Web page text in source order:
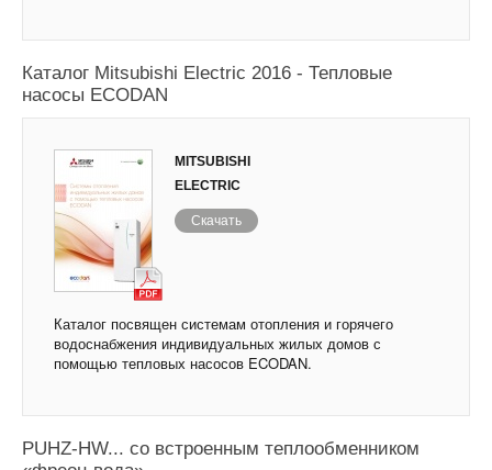
Каталог Mitsubishi Electric 2016 - Тепловые
насосы ECODAN
MITSUBISHI
ELECTRIC
Скачать
Каталог посвящен системам отопления и горячего
водоснабжения индивидуальных жилых домов с
помощью тепловых насосов ECODAN.
PUHZ-HW... со встроенным теплообменником